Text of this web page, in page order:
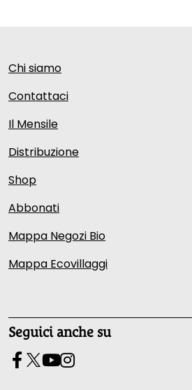
Chi siamo
Contattaci
Il Mensile
Distribuzione
Shop
Abbonati
Mappa Negozi Bio
Mappa Ecovillaggi
Seguici anche su